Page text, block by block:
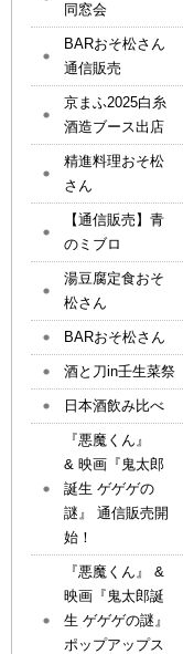
同窓会
BARおそ松さん
通信販売
京まふ2025白糸
酒造ブース出店
精進料理おそ松
さん
【通信販売】青
のミブロ
湯豆腐定食おそ
松さん
BARおそ松さん
酒と刀in壬生菜祭
日本酒飲み比べ
『悪魔くん』
& 映画『鬼太郎
誕生 ゲゲゲの
謎』 通信販売開
始！
『悪魔くん』 &
映画『鬼太郎誕
生 ゲゲゲの謎』
ポップアップス